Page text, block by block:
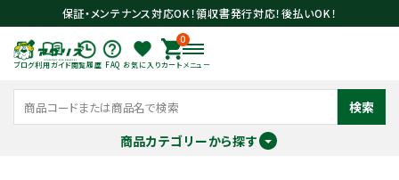
保証・メンテナンス対応OK！領収書発行対応！後払いOK！
ブログ利用ガイド閲覧履歴 FAQ お気に入り
0
カート メニュー
検索
商品カテゴリーから探す